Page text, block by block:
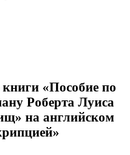
«Пособие по
Роберта Луиса
на английском